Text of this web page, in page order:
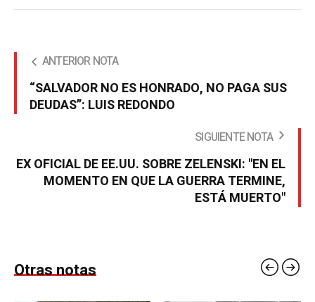
ANTERIOR NOTA
“SALVADOR NO ES HONRADO, NO PAGA SUS
DEUDAS”: LUIS REDONDO
SIGUIENTE NOTA
EX OFICIAL DE EE.UU. SOBRE ZELENSKI: "EN EL
MOMENTO EN QUE LA GUERRA TERMINE,
ESTÁ MUERTO"
Otras notas